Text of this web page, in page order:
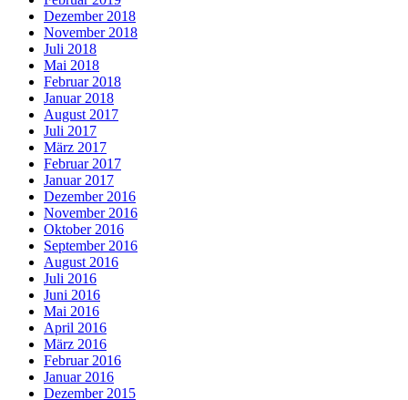
Dezember 2018
November 2018
Juli 2018
Mai 2018
Februar 2018
Januar 2018
August 2017
Juli 2017
März 2017
Februar 2017
Januar 2017
Dezember 2016
November 2016
Oktober 2016
September 2016
August 2016
Juli 2016
Juni 2016
Mai 2016
April 2016
März 2016
Februar 2016
Januar 2016
Dezember 2015